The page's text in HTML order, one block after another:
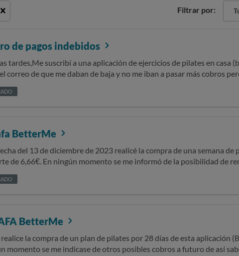
Filtrar por:
de pagos indebidos
tardes,Me suscribí a una aplicación de ejercicios de pilates en casa
correo de que me daban de baja y no me iban a pasar más cobros
cuenta de que me han pasado 4 meses más de forma posterior a la
me confirma la cancelación de la suscripción y los cobros indebidos.
BetterMe
del 13 de diciembre de 2023 realicé la compra de una semana
de 6,66€. En ningún momento se me informó de la posibilidad de
sido, no hubiese realizado la compra o bien habría cancelado la suscripción antes
Hoy, con fecha del 20 de diciembre de 2023, día en que
parecía seguir activa. Por ello he accedido a la sede electrónica
por importe de 37,50€ en mi cuenta bancaria. Transacción
nada más allá de la semana de prueba anteriormente
cliente estafada. Obviamente me siento decepcionada y enfadada, ya
BetterMe
la compra de un plan de pilates por 28 días de esta aplicación
momento se me indicase de otros posibles cobros a futuro de así